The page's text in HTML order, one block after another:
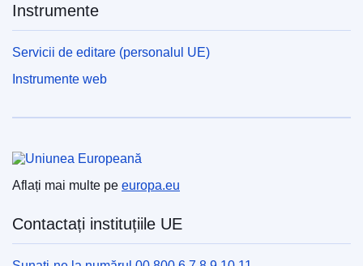
Instrumente
Servicii de editare (personalul UE)
Instrumente web
Aflați mai multe pe europa.eu
Contactați instituțiile UE